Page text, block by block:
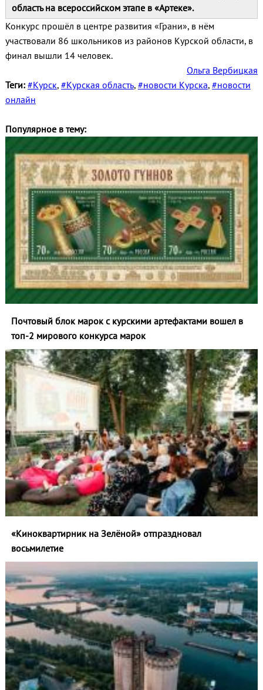
область на всероссийском этапе в «Артеке».
Конкурс прошёл в центре развития «Грани», в нём
участвовали 86 школьников из районов Курской области, в
финал вышли 14 человек.
Ольга Вербицкая
Теги: #Курск, #Курская область, #новости Курска, #новости
онлайн
Популярное в тему:
Почтовый блок марок с курскими артефактами вошел в
топ‑2 мирового конкурса марок
«Киноквартирник на Зелёной» отпраздновал
восьмилетие